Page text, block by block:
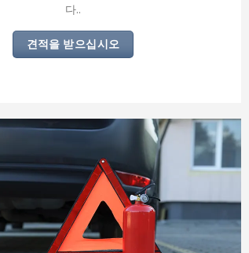
다..
견적을 받으십시오